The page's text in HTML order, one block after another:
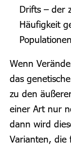
Drifts – der
Häufigkeit
Wenn
das
zu den
einer Art nur
dann wird
Varianten, die